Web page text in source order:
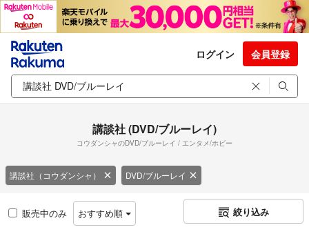
ログイン 会員登録
講談社 (DVD/ブルーレイ)
コウダンシャのDVD/ブルーレイ / エンタメ/ホビー
講談社（コウダンシャ） DVD/ブルーレイ
販売中のみ おすすめ順 絞り込み